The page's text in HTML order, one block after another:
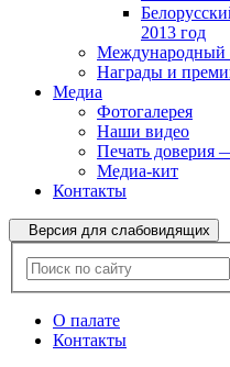
2013 год
Международный
Награды и
Медиа
Фотогалерея
Наши видео
Печать доверия
Медиа-кит
Контакты
Версия для слабовидящих
О палате
Контакты